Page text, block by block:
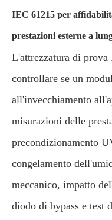
IEC 61215 per
prestazioni esterne a
L'attrezzatura di
controllare se un
all'invecchiamento
misurazioni delle
precondizionamento
congelamento
meccanico, impatto
diodo di bypass e test